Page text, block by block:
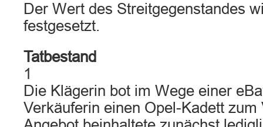
Der Wert des Streitgegenstandes
festgesetzt.
Tatbestand
1
Die Klägerin bot im Wege einer
Verkäuferin einen Opel-Kadett zum